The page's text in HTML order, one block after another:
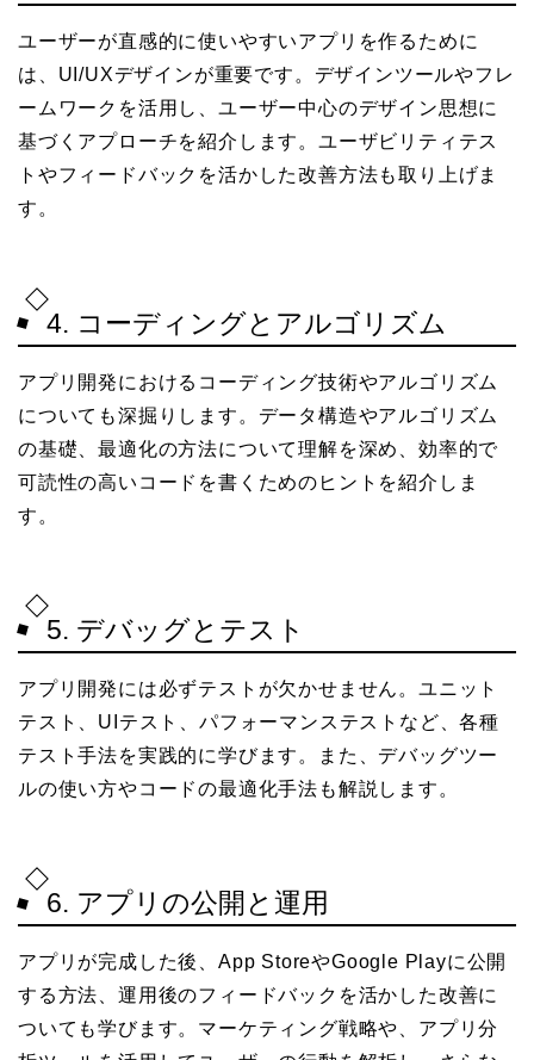
ユーザーが直感的に使いやすいアプリを作るために
は、UI/UXデザインが重要です。デザインツールやフレ
ームワークを活用し、ユーザー中心のデザイン思想に
基づくアプローチを紹介します。ユーザビリティテス
トやフィードバックを活かした改善方法も取り上げま
す。
4. コーディングとアルゴリズム
アプリ開発におけるコーディング技術やアルゴリズム
についても深掘りします。データ構造やアルゴリズム
の基礎、最適化の方法について理解を深め、効率的で
可読性の高いコードを書くためのヒントを紹介しま
す。
5. デバッグとテスト
アプリ開発には必ずテストが欠かせません。ユニット
テスト、UIテスト、パフォーマンステストなど、各種
テスト手法を実践的に学びます。また、デバッグツー
ルの使い方やコードの最適化手法も解説します。
6. アプリの公開と運用
アプリが完成した後、App StoreやGoogle Playに公開
する方法、運用後のフィードバックを活かした改善に
ついても学びます。マーケティング戦略や、アプリ分